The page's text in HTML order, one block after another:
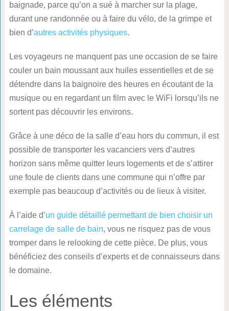
baignade, parce qu’on a sué à marcher sur la plage,
durant une randonnée ou à faire du vélo, de la grimpe et
bien d’autres activités physiques.
Les voyageurs ne manquent pas une occasion de se faire
couler un bain moussant aux huiles essentielles et de se
détendre dans la baignoire des heures en écoutant de la
musique ou en regardant un film avec le WiFi lorsqu’ils ne
sortent pas découvrir les environs.
Grâce à une déco de la salle d’eau hors du commun, il est
possible de transporter les vacanciers vers d’autres
horizon sans même quitter leurs logements et de s’attirer
une foule de clients dans une commune qui n’offre par
exemple pas beaucoup d’activités ou de lieux à visiter.
À l’aide d’un guide détaillé permettant de bien choisir un
carrelage de salle de bain, vous ne risquez pas de vous
tromper dans le relooking de cette pièce. De plus, vous
bénéficiez des conseils d’experts et de connaisseurs dans
le domaine.
Les éléments